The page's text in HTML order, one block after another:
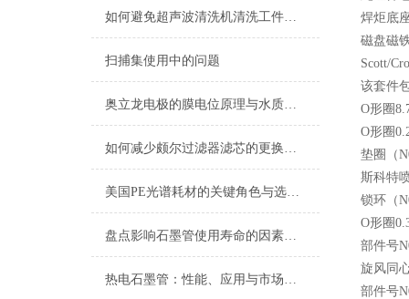
如何避免超声波清洗机清洗工件受损？
扫捕集使用中的问题
奥立龙电极的膜电位原理与水质及生化分析应用
如何减少颇尔过滤器滤芯的更换周期？
美国PE光谱耗材的关键角色与选择指南
盘点影响石墨管使用寿命的因素有哪些?
热电石墨管：性能、应用与市场前景
焊炬底
磁盘磁
Scott/
该套件
O形圈
O形圈
垫圈（
斯科特
锁环（
O形圈
部件号
旋风同
部件号